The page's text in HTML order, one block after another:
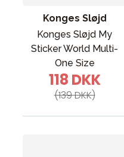
Konges Sløjd
Konges Sløjd My
Sticker World Multi-
One Size
118 DKK
(139 DKK)